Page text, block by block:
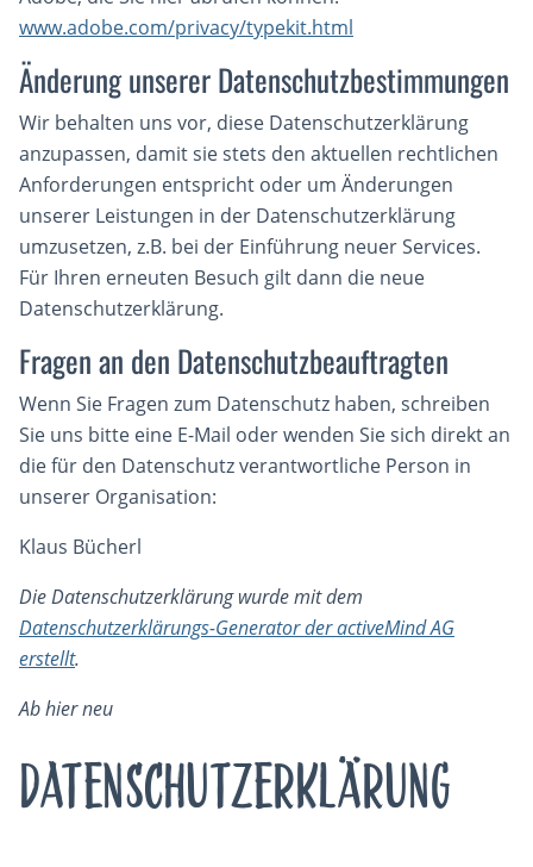
www.adobe.com/privacy/typekit.html
Änderung unserer Datenschutzbestimmungen
Wir behalten uns vor, diese Datenschutzerklärung
anzupassen, damit sie stets den aktuellen rechtlichen
Anforderungen entspricht oder um Änderungen
unserer Leistungen in der Datenschutzerklärung
umzusetzen, z.B. bei der Einführung neuer Services.
Für Ihren erneuten Besuch gilt dann die neue
Datenschutzerklärung.
Fragen an den Datenschutzbeauftragten
Wenn Sie Fragen zum Datenschutz haben, schreiben
Sie uns bitte eine E-Mail oder wenden Sie sich direkt an
die für den Datenschutz verantwortliche Person in
unserer Organisation:
Klaus Bücherl
Die Datenschutzerklärung wurde mit dem
Datenschutzerklärungs-Generator der activeMind AG
erstellt.
Ab hier neu
Datenschutzerklärung